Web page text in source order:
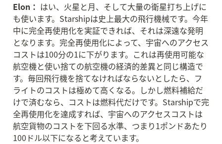
Elon： はい、火星と月、そして大量の衛星打ち上げに
も使います。Starshipは史上最大の飛行機械です。今年
中に完全再使用化を実証できれば、それは深遠な発明
となります。完全再使用化によって、宇宙へのアクセス
コストは100分の1に下がります。これは再使用可能な
航空機と使い捨ての航空機の経済的差異と同じ構造で
す。毎回飛行機を捨てなければならないとしたら、フ
ライトのコストは極めて高くなる。しかし燃料補給だ
けで済むなら、コストは燃料代だけです。Starshipで完
全再使用化を達成すれば、宇宙へのアクセスコストは
航空貨物のコストを下回る水準、つまり1ポンドあたり
100ドル以下になると考えています。